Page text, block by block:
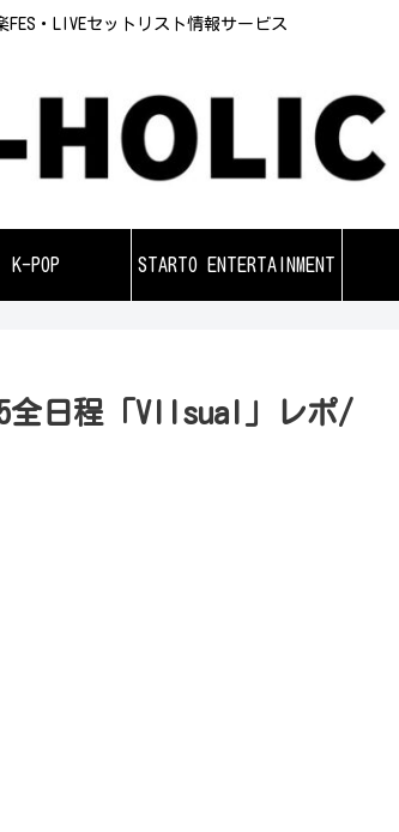
FES・LIVEセットリスト情報サービス
K-POP STARTO ENTERTAINMENT
全日程「VIIsual」レポ/